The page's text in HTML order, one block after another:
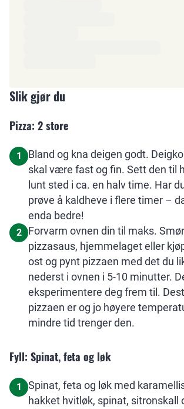
Slik gjør du
Pizza: 2 store
1
Bland og kna deigen godt.
skal være fast og fin. Sett den til
lunt sted i ca. en halv time. Har
prøve å kaldheve i flere timer –
enda bedre!
2
Forvarm ovnen din til maks.
pizzasaus, hjemmelaget eller
ost og pynt pizzaen med det du
nederst i ovnen i 5-10 minutter.
eksperimentere deg frem til.
pizzaen er og jo høyere
mindre tid trenger den.
Fyll: Spinat, feta og løk
1
Spinat, feta og løk med
hakket hvitløk, spinat, sitronskall